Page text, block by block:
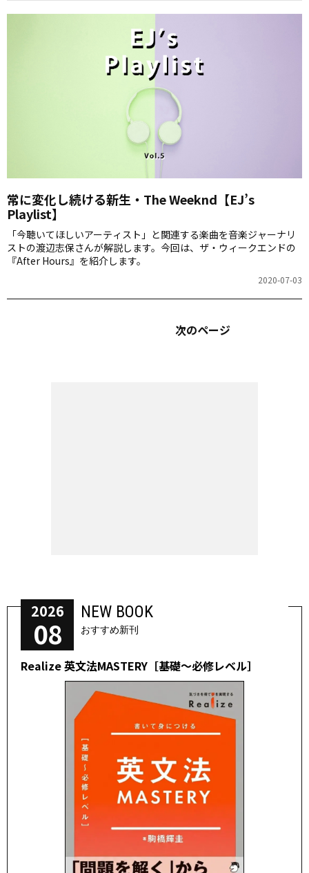
常に変化し続ける新生・The Weeknd【EJ’s
Playlist】
「今聴いてほしいアーティスト」と関連する楽曲を音楽ジャーナリ
ストの渡辺志保さんが解説します。今回は、ザ・ウィークエンドの
『After Hours』を紹介します。
2020-07-03
次のページ
2026
08
NEW BOOK
おすすめ新刊
Realize 英文法MASTERY［基礎～必修レベル］